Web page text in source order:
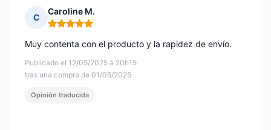
C
Caroline M.
Nota: 5 de 5
Publicado el 12/05/2025 à 20h15
tras una compra de 01/05/2025
Muy contenta con el producto y la rapidez de envío.
Opinión traducida